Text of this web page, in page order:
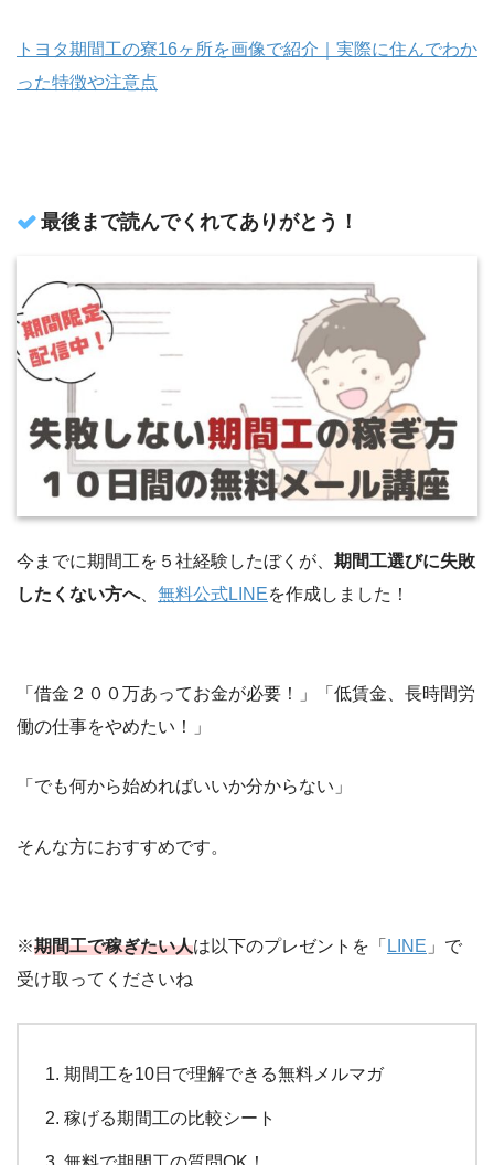
トヨタ期間工の寮16ヶ所を画像で紹介｜実際に住んでわか
った特徴や注意点
最後まで読んでくれてありがとう！
今までに期間工を５社経験したぼくが、 期間工選びに失敗
したくない方へ、 無料公式LINEを作成しました！
「借金２００万あってお金が必要！」「低賃金、長時間労
働の仕事をやめたい！」
「でも何から始めればいいか分からない」
そんな方におすすめです。
※期間工で稼ぎたい人は以下のプレゼントを「LINE 」で
受け取ってくださいね
期間工を10日で理解できる無料メルマガ
稼げる期間工の比較シート